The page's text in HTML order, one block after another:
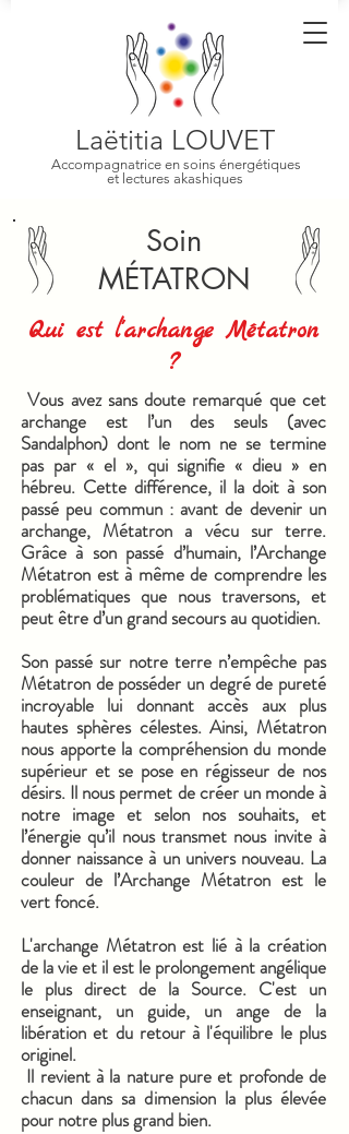
Laëtitia LOUVET
Accompagnatrice en soins énergétiques
et lectures akashiques
Soin
MÉTATRON
Qui est l'archange Métatron
?
Vous avez sans doute remarqué que cet
archange est l’un des seuls (avec
Sandalphon) dont le nom ne se termine
pas par « el », qui signifie « dieu » en
hébreu. Cette différence, il la doit à son
passé peu commun : avant de devenir un
archange, Métatron a vécu sur terre.
Grâce à son passé d’humain, l’Archange
Métatron est à même de comprendre les
problématiques que nous traversons, et
peut être d’un grand secours au quotidien.
Son passé sur notre terre n’empêche pas
Métatron de posséder un degré de pureté
incroyable lui donnant accès aux plus
hautes sphères célestes. Ainsi, Métatron
nous apporte la compréhension du monde
supérieur et se pose en régisseur de nos
désirs. Il nous permet de créer un monde à
notre image et selon nos souhaits, et
l’énergie qu’il nous transmet nous invite à
donner naissance à un univers nouveau.La
couleur de l’Archange Métatron est le
vert foncé.
L'archange Métatron est lié à la création
de la vie et il est le prolongement angélique
le plus direct de la Source. C'est un
enseignant, un guide, un ange de la
libération et du retour à l'équilibre le plus
originel.
Il revient à la nature pure et profonde de
chacun dans sa dimension la plus élevée
pour notre plus grand bien.